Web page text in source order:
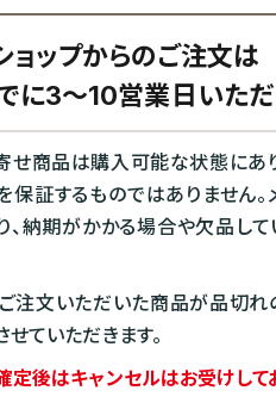
ョップからのご注文は
に3～10営業日いただ
商品は購入可能な状態にあ
保証するものではありません
、納期がかかる場合や欠品し
注文いただいた商品が品切れ
ていただきます。
後はキャンセルはお受けして